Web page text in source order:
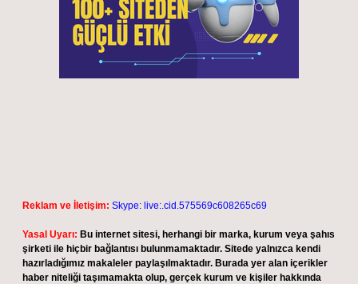
Reklam ve İletişim: Skype: live:.cid.575569c608265c69
Yasal Uyarı: Bu internet sitesi, herhangi bir marka, kurum veya şahıs
şirketi ile hiçbir bağlantısı bulunmamaktadır. Sitede yalnızca kendi
hazırladığımız makaleler paylaşılmaktadır. Burada yer alan içerikler
haber niteliği taşımamakta olup, gerçek kurum ve kişiler hakkında